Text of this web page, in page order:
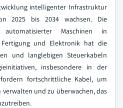
intelligenter Infrastruktur
2025 bis 2034 wachsen. Die
automatisierter Maschinen in
und Elektronik hat die
und langlebigen Steuerkabeln
insbesondere in der
fortschrittliche Kabel, um
verwalten und zu überwachen, das